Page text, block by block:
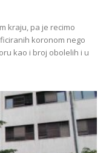
kraju, pa je recimo
koronom nego
kao i broj obolelih i u